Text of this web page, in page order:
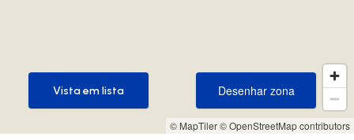
© MapTiler© OpenStreetMap contributors
Desenhar zona
Desenhar zona
Vista em lista
Vista em lista